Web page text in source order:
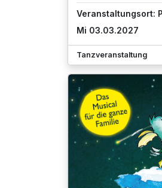
Veranstaltungsort:
Mi 03.03.2027
Tanzveranstaltung